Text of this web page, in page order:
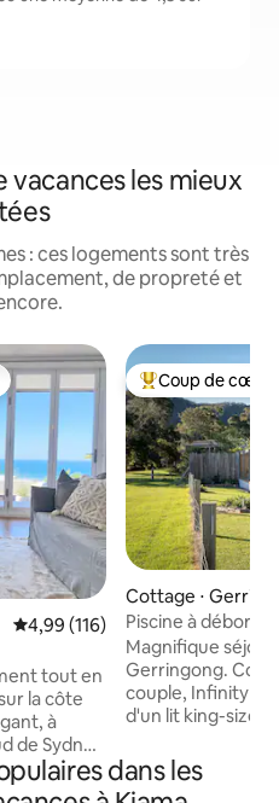
vacances les mieux
: ces logements sont très
de propreté et
plus appréciés
Évaluation moyenne sur la
4,99 (116)
tout en
la côte
à
de Sydney
Mile
pour
Coups de cœur
Coup de cœur
Cottage ⋅
Piscine à
Magnifique
Gerringong.
couple, Infinity on
d'un lit king-size,
terrasse pour
couchers de
dans les